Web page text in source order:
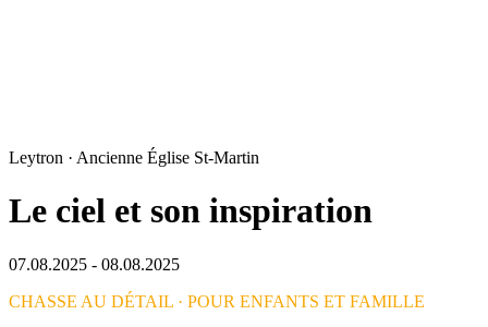
Leytron · Ancienne Église St-Martin
Le ciel et son inspiration
07.08.2025 - 08.08.2025
CHASSE AU DÉTAIL · POUR ENFANTS ET FAMILLE